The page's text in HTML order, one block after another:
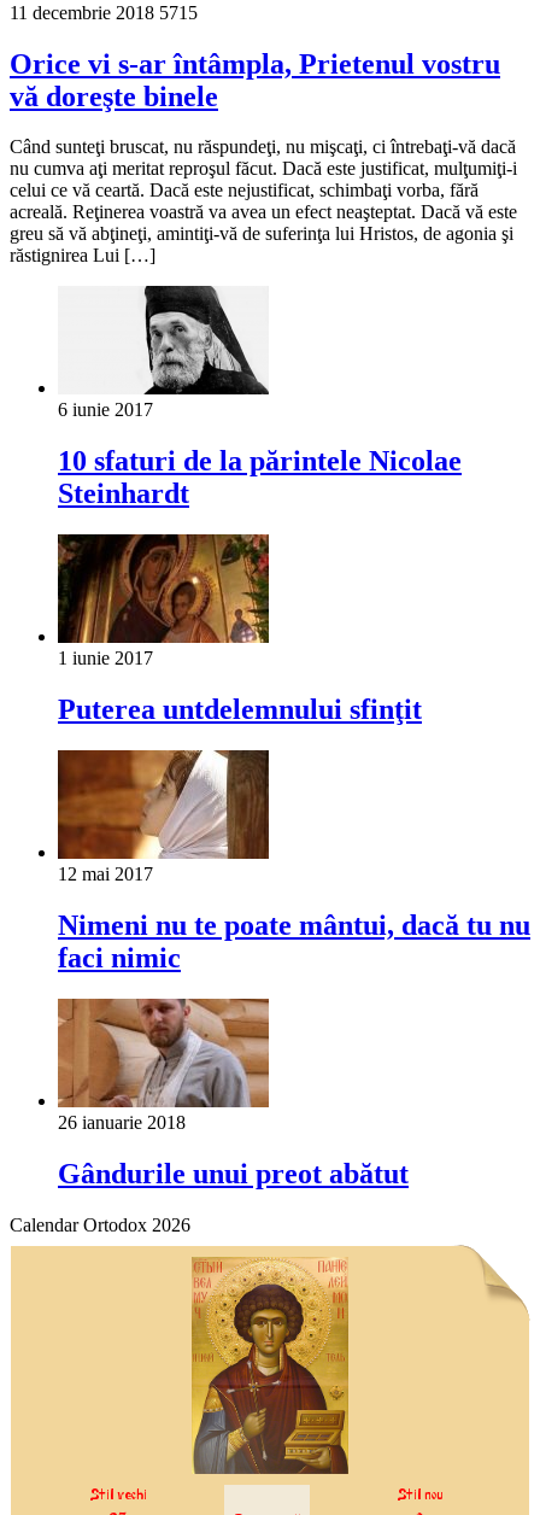
11 decembrie 2018 5715
Orice vi s-ar întâmpla, Prietenul vostru
vă doreşte binele
Când sunteţi bruscat, nu răspundeţi, nu mişcaţi, ci întrebaţi-vă dacă
nu cumva aţi meritat reproşul făcut. Dacă este justificat, mulţumiţi-i
celui ce vă ceartă. Dacă este nejustificat, schimbaţi vorba, fără
acreală. Reţinerea voastră va avea un efect neaşteptat. Dacă vă este
greu să vă abţineţi, amintiţi-vă de suferinţa lui Hristos, de agonia şi
răstignirea Lui […]
6 iunie 2017
10 sfaturi de la părintele Nicolae
Steinhardt
1 iunie 2017
Puterea untdelemnului sfinţit
12 mai 2017
Nimeni nu te poate mântui, dacă tu nu
faci nimic
26 ianuarie 2018
Gândurile unui preot abătut
Calendar Ortodox 2026